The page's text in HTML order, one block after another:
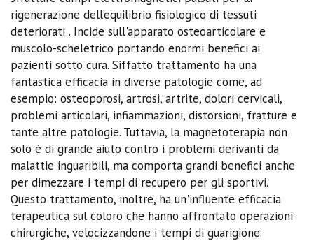
rigenerazione dell’equilibrio fisiologico di tessuti
deteriorati . Incide sull'apparato osteoarticolare e
muscolo-scheletrico portando enormi benefici ai
pazienti sotto cura. Siffatto trattamento ha una
fantastica efficacia in diverse patologie come, ad
esempio: osteoporosi, artrosi, artrite, dolori cervicali,
problemi articolari, infiammazioni, distorsioni, fratture e
tante altre patologie. Tuttavia, la magnetoterapia non
solo è di grande aiuto contro i problemi derivanti da
malattie inguaribili, ma comporta grandi benefici anche
per dimezzare i tempi di recupero per gli sportivi.
Questo trattamento, inoltre, ha un'influente efficacia
terapeutica sul coloro che hanno affrontato operazioni
chirurgiche, velocizzandone i tempi di guarigione.